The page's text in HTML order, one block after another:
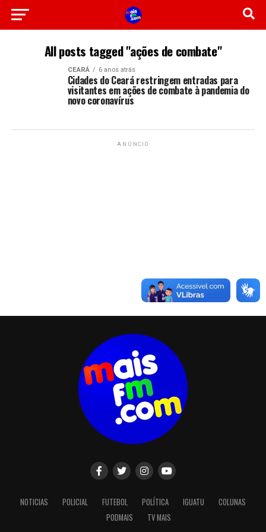
All posts tagged "ações de combate"
CEARÁ 6 anos atrás
Cidades do Ceará restringem entradas para
visitantes em ações de combate à pandemia do
novo coronavírus
ANÚNCIO
NOTICIAS POLICIAL FUTEBOL POLÍTICA IGUATU
COLUNAS
PODMAIS
TV MAIS